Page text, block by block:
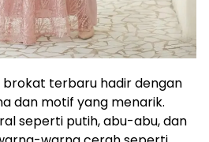
brokat terbaru hadir dengan
dan motif yang menarik.
seperti putih, abu-abu, dan